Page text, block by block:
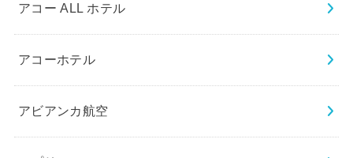
アコー ALL ホテル
アコーホテル
アビアンカ航空